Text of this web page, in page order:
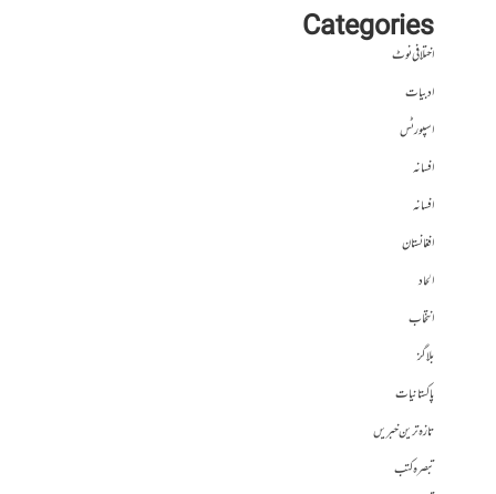
Categories
اختلافی نوٹ
ادبیات
اسپورٹس
افسانہ
افسانہ
افغانستان
الحاد
انتخاب
بلاگز
پاکستانیات
تازہ ترین خبریں
تبصرہ کتب